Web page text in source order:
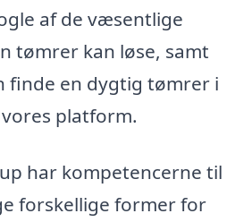
af de væsentlige
tømrer kan løse, samt
finde en dygtig tømrer i
platform.
har kompetencerne til
forskellige former for